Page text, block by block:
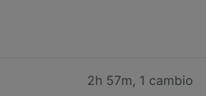
2h 57m, 1 cambio